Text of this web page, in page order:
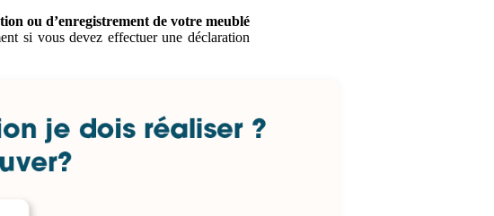
ou d’enregistrement de votre meublé
si vous devez effectuer une déclaration